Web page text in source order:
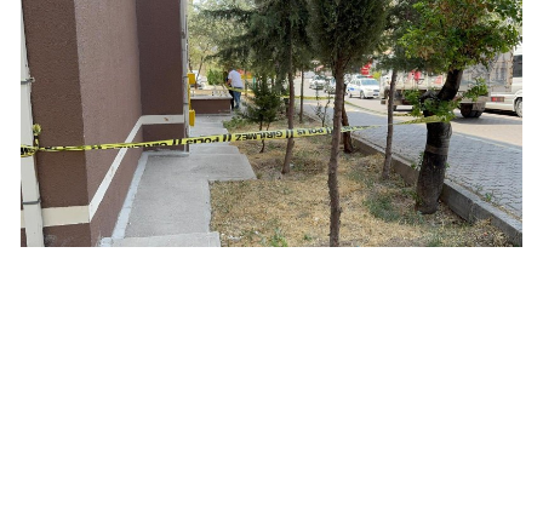
Edirne
Elazığ
Erzincan
Erzurum
Eskişehir